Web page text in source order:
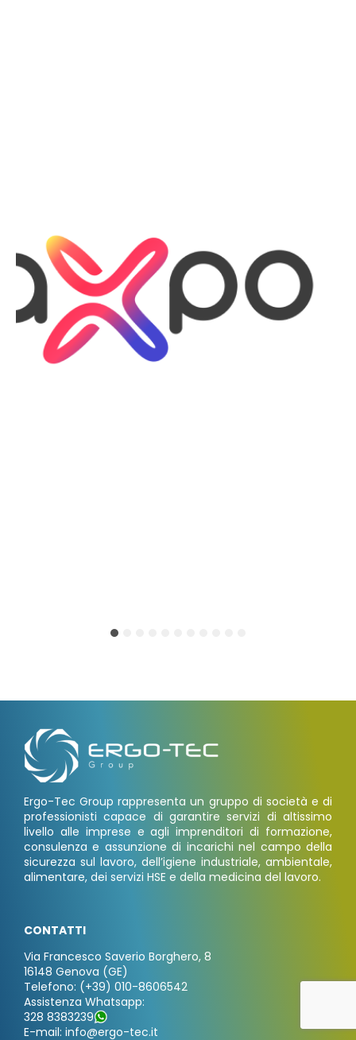
Ergo-Tec Group rappresenta un gruppo di società e di
professionisti capace di garantire servizi di altissimo
livello alle imprese e agli imprenditori di formazione,
consulenza e assunzione di incarichi nel campo della
sicurezza sul lavoro, dell’igiene industriale, ambientale,
alimentare, dei servizi HSE e della medicina del lavoro.
CONTATTI
Via Francesco Saverio Borghero, 8
16148 Genova (GE)
Telefono: (+39) 010-8606542
Assistenza Whatsapp:
328 8383239
E-mail: info@ergo-tec.it